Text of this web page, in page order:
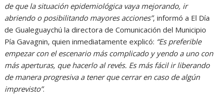
de que la situación epidemiológica vaya mejorando, ir
abriendo o posibilitando mayores acciones”, informó a El Día
de Gualeguaychú la directora de Comunicación del Municipio
Pía Gavagnin, quien inmediatamente explicó: “Es preferible
empezar con el escenario más complicado y yendo a uno con
más aperturas, que hacerlo al revés. Es más fácil ir liberando
de manera progresiva a tener que cerrar en caso de algún
imprevisto”.